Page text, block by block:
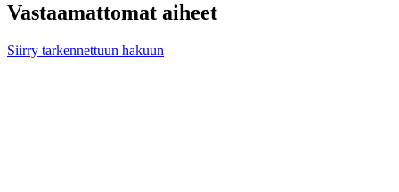
Vastaamattomat aiheet
Siirry tarkennettuun hakuun